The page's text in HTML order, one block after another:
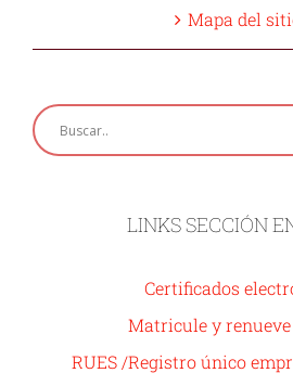
Mapa del
LINKS SECCIÓN
Certificados
Matricule y
RUES /Registro único